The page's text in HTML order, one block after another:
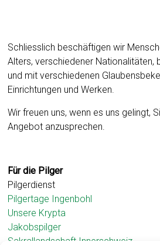
Schliesslich beschäftigen wir
Alters, verschiedener Nationalitäten,
und mit verschiedenen
Einrichtungen und Werken.
Wir freuen uns, wenn es uns gelingt,
Angebot anzusprechen.
Für die Pilger
Pilgerdienst
Pilgertage Ingenbohl
Unsere Krypta
Jakobspilger
Sakrallandschaft Innerschweiz